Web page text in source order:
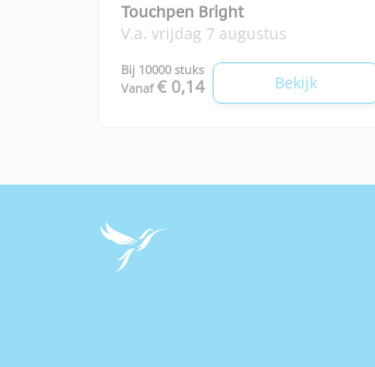
Touchpen Bright
V.a. vrijdag 7 augustus
Bij 10000 stuks
Vanaf € 0,14 Bekijk